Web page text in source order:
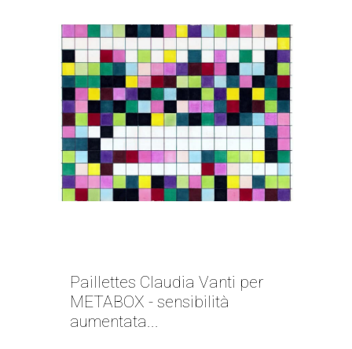
Paillettes Claudia Vanti per
METABOX - sensibilità
aumentata...